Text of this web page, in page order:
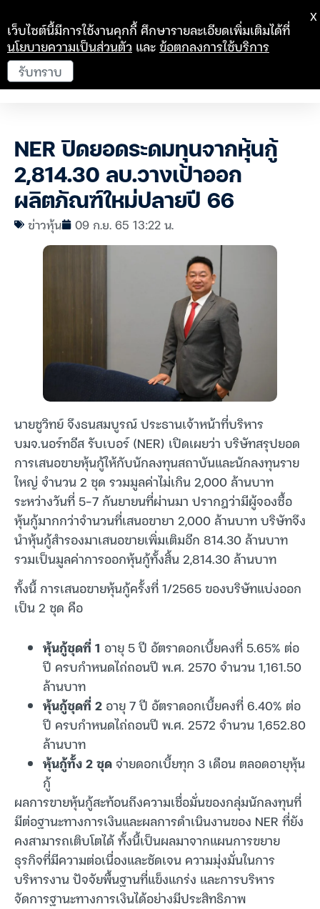
NER ปิดยอดระดมทุนจากหุ้นกู้
2,814.30 ลบ.วางเป้าออก
ผลิตภัณฑ์ใหม่ปลายปี 66
ข่าวหุ้น 09 ก.ย. 65 13:22 น.
นายชูวิทย์ จึงธนสมบูรณ์ ประธานเจ้าหน้าที่บริหาร
บมจ.นอร์ทอีส รับเบอร์ (NER) เปิดเผยว่า บริษัทสรุปยอด
การเสนอขายหุ้นกู้ให้กับนักลงทุนสถาบันและนักลงทุนราย
ใหญ่ จำนวน 2 ชุด รวมมูลค่าไม่เกิน 2,000 ล้านบาท
ระหว่างวันที่ 5-7 กันยายนที่ผ่านมา ปรากฎว่ามีผู้จองซื้อ
หุ้นกู้มากกว่าจำนวนที่เสนอขายา 2,000 ล้านบาท บริษัทจึง
นำหุ้นกู้สำรองมาเสนอขายเพิ่มเติมอีก 814.30 ล้านบาท
รวมเป็นมูลค่าการออกหุ้นกู้ทั้งสิ้น 2,814.30 ล้านบาท
ทั้งนี้ การเสนอขายหุ้นกู้ครั้งที่ 1/2565 ของบริษัทแบ่งออก
เป็น 2 ชุด คือ
หุ้นกู้ชุดที่ 1 อายุ 5 ปี อัตราดอกเบี้ยคงที่ 5.65% ต่อ
ปี ครบกำหนดไถ่ถอนปี พ.ศ. 2570 จำนวน 1,161.50
ล้านบาท
หุ้นกู้ชุดที่ 2 อายุ 7 ปี อัตราดอกเบี้ยคงที่ 6.40% ต่อ
ปี ครบกำหนดไถ่ถอนปี พ.ศ. 2572 จำนวน 1,652.80
ล้านบาท
หุ้นกู้ทั้ง 2 ชุดจ่ายดอกเบี้ยทุก 3 เดือน ตลอดอายุหุ้น
กู้
ผลการขายหุ้นกู้สะท้อนถึงความเชื่อมั่นของกลุ่มนักลงทุนที่
มีต่อฐานะทางการเงินและผลการดำเนินงานของ NER ที่ยัง
คงสามารถเติบโตได้ ทั้งนี้เป็นผลมาจากแผนการขยาย
ธุรกิจที่มีความต่อเนื่องและชัดเจน ความมุ่งมั่นในการ
บริหารงาน ปัจจัยพื้นฐานที่แข็งแกร่ง และการบริหาร
จัดการฐานะทางการเงินได้อย่างมีประสิทธิภาพ
เว็บไซต์นี้มีการใช้งานคุกกี้ ศึกษารายละเอียดเพิ่มเติมได้ที่
นโยบายความเป็นส่วนตัว และข้อตกลงการใช้บริการ
รับทราบ
X